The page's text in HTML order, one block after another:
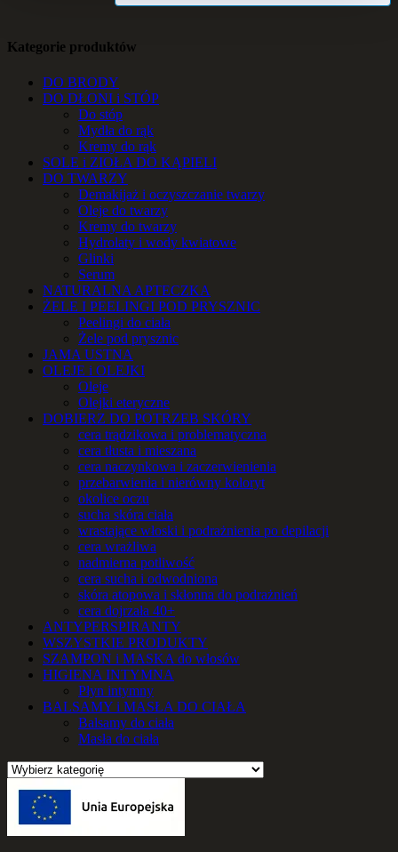
Kategorie produktów
DO BRODY
DO DŁONI i STÓP
Do stóp
Mydła do rąk
Kremy do rąk
SOLE i ZIOŁA DO KĄPIELI
DO TWARZY
Demakijaż i oczyszczanie twarzy
Oleje do twarzy
Kremy do twarzy
Hydrolaty i wody kwiatowe
Glinki
Serum
NATURALNA APTECZKA
ŻELE I PEELINGI POD PRYSZNIC
Peelingi do ciała
Żele pod prysznic
JAMA USTNA
OLEJE i OLEJKI
Oleje
Olejki eteryczne
DOBIERZ DO POTRZEB SKÓRY
cera trądzikowa i problematyczna
cera tłusta i mieszana
cera naczynkowa i zaczerwienienia
przebarwienia i nierówny koloryt
okolice oczu
sucha skóra ciała
wrastające włoski i podrażnienia po depilacji
cera wrażliwa
nadmierna potliwość
cera sucha i odwodniona
skóra atopowa i skłonna do podrażnień
cera dojrzała 40+
ANTYPERSPIRANTY
WSZYSTKIE PRODUKTY
SZAMPON i MASKA do włosów
HIGIENA INTYMNA
Płyn intymny
BALSAMY i MASŁA DO CIAŁA
Balsamy do ciała
Masła do ciała